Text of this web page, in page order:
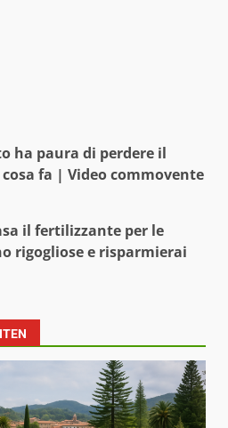
ha paura di perdere il
fa | Video commovente
il fertilizzante per le
rigogliose e risparmierai